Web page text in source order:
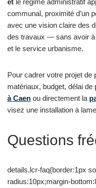
communal, proximité d’un
avec une vision claire des
des travaux — sans avoir à
et le service urbanisme.
Pour cadrer votre projet
matériaux, budget, délai
à Caen ou directement la
visez une installation à
Questions
details.lcr-faq{border:1px
radius:10px;margin-